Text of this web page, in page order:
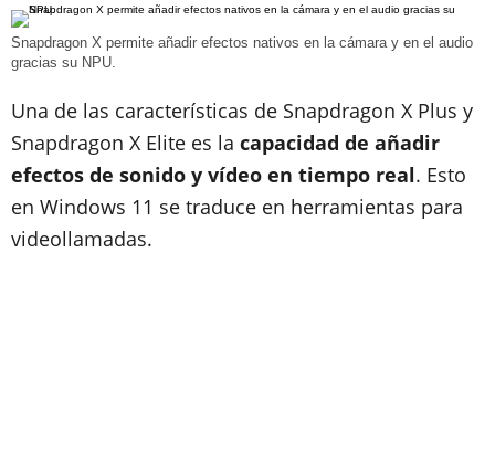
Snapdragon X permite añadir efectos nativos en la cámara y en el audio
gracias su NPU.
Una de las características de Snapdragon X Plus y
Snapdragon X Elite es la capacidad de añadir
efectos de sonido y vídeo en tiempo real. Esto
en Windows 11 se traduce en herramientas para
videollamadas.